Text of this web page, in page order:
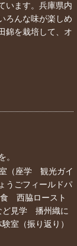
います。兵庫県内
ろんな味が楽しめ
錦を栽培して、オ
。
（座学 観光ガイ
うごフィールドパ
食 西脇ロースト
ど見学 播州織に
室（振り返り）